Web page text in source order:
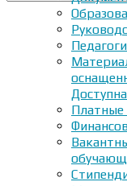
Платные